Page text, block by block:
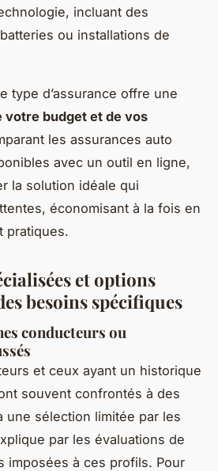
incluant des
ou installations de
type d’assurance offre une
votre budget et de vos
les assurances auto
avec un outil en ligne,
la solution idéale qui
économisant à la fois en
pratiques.
et options
besoins spécifiques
conducteurs ou
et ceux ayant un historique
souvent confrontés à des
une sélection limitée par les
par les évaluations de
imposées à ces profils. Pour